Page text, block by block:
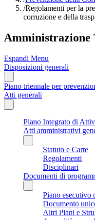
/Regolamenti per la
corruzione e della
Amministrazione
Espandi Menu
Disposizioni generali
Piano triennale per
Atti generali
Piano Integrato di
Atti amministrativi
Statuto e Carte
Regolamenti
Disciplinari
Documenti di
Piano esecutivo
Documento
Altri Piani e